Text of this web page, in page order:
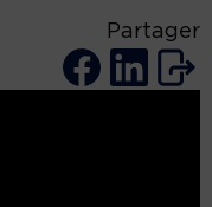
Partager